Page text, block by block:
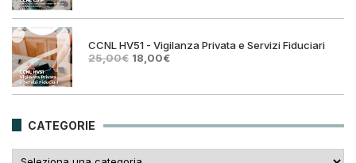
originale
25,00€.
attuale
18,00€.
CCNL HV51 - Vigilanza Privata e Servizi Fiduciari
25,00€ Il
era:
18,00€Il
è:
CATEGORIE